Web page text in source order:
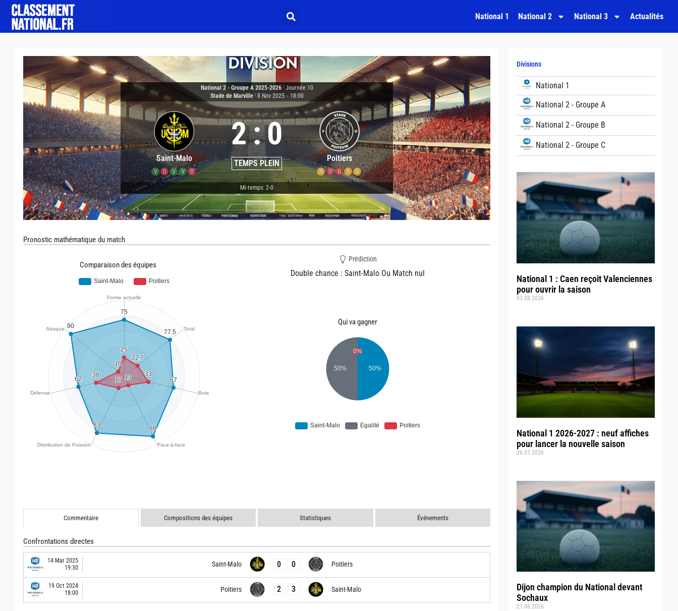
National 1 National 2 National 3 Actualités
Divisions
National 1
National 2 - Groupe A
National 2 - Groupe B
National 2 - Groupe C
National 1 : Caen reçoit Valenciennes
pour ouvrir la saison
03.08.2026
National 1 2026-2027 : neuf affiches
pour lancer la nouvelle saison
26.07.2026
Dijon champion du National devant
Sochaux
21.06.2026
National 2 - Groupe A 2025-2026
Journée 10
Stade de Marville
8 Nov 2025 - 18:00
Saint-Malo
V D V V D
2:0
TEMPS PLEIN Poitiers
N D D N N
Mi-temps: 2-0
Pronostic mathématique du match
Comparaison des équipes
Prédiction
Double chance : Saint-Malo Ou Match nul
Qui va gagner
Commentaire Compositions des équipes Statistiques Événements
Confrontations directes
14 Mar 2025
19:30
Saint-Malo 0 0 Poitiers
19 Oct 2024
18:00
Poitiers 2 3 Saint-Malo